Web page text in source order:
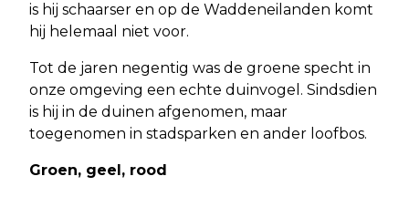
is hij schaarser en op de Waddeneilanden komt
hij helemaal niet voor.
Tot de jaren negentig was de groene specht in
onze omgeving een echte duinvogel. Sindsdien
is hij in de duinen afgenomen, maar
toegenomen in stadsparken en ander loofbos.
Groen, geel, rood